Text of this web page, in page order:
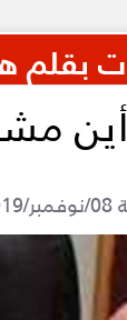
بقلم
أين
ص